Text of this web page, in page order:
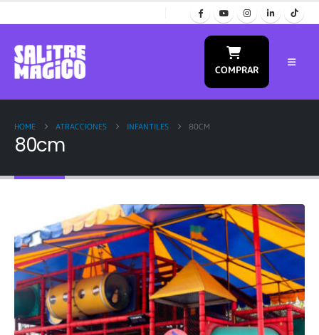
COMPRAR
HOME ATRACCIONES INFANTILES 80CM
80cm